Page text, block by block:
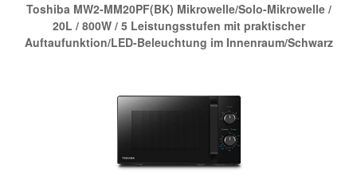
Toshiba MW2-MM20PF(BK) Mikrowelle/Solo-Mikrowelle /
20L / 800W / 5 Leistungsstufen mit praktischer
Auftaufunktion/LED-Beleuchtung im Innenraum/Schwarz